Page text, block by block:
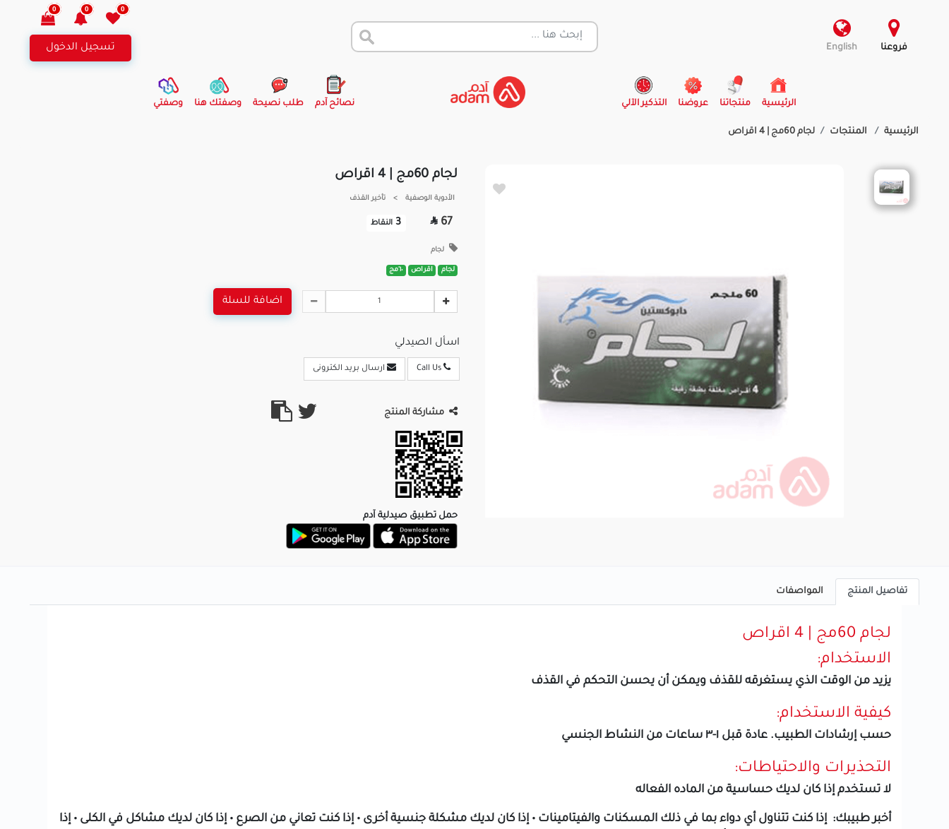
فروعنا English
0
0
0
تسجيل الدخول
الرئيسية
(current) منتجاتنا عروضنا التذكير الآلي نصائح آدم طلب نصيحة وصفتك هنا وصفتي
الرئيسية المنتجات لجام 60مج | 4 اقراص
لجام 60مج | 4 اقراص
الأدوية الوصفية > تأخير القذف
67

3 النقاط
لجام
لجام اقراص ٦٠مج
اضافة للسلة
اسأل الصيدلي
Call Us ارسال بريد الكترونى
مشاركة المنتج
حمل تطبيق صيدلية آدم
تفاصيل المنتج المواصفات
لجام 60مج | 4 اقراص
الاستخدام:
يزيد من الوقت الذي يستغرقه للقذف ويمكن أن يحسن التحكم في القذف
كيفية الاستخدام:
حسب إرشادات الطبيب. عادة قبل ١-٣ ساعات من النشاط الجنسي
التحذيرات والاحتياطات:
لا تستخدم إذا كان لديك حساسية من الماده الفعاله
أخبر طبيبك: إذا كنت تتناول أي دواء بما في ذلك المسكنات والفيتامينات • إذا كان لديك مشكلة جنسية أخرى • إذا كنت تعاني من الصرع • إذا كان لديك مشاكل في الكلى • إذا